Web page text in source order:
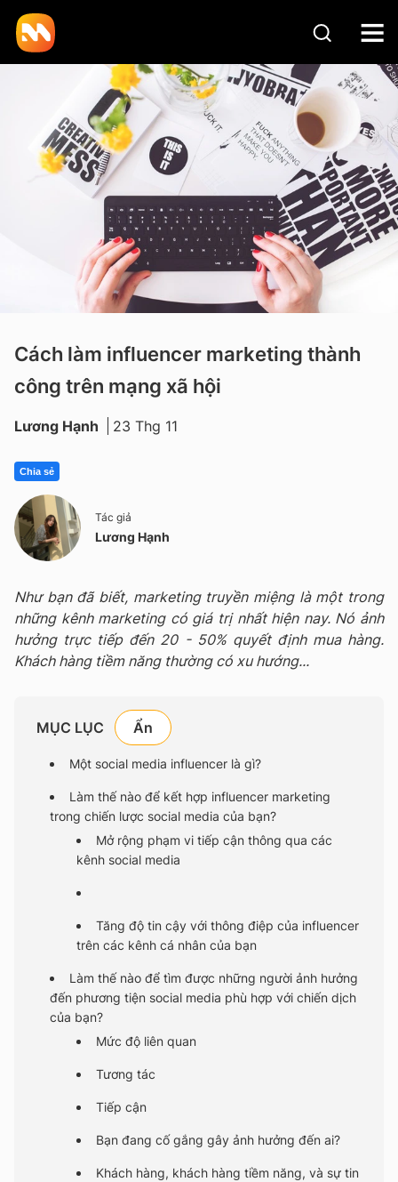
Cách làm influencer marketing thành
công trên mạng xã hội
Lương Hạnh 23 Thg 11
Chia sẻ
Tác giả
Lương Hạnh
Như bạn đã biết, marketing truyền miệng là một trong
những kênh marketing có giá trị nhất hiện nay. Nó ảnh
hưởng trực tiếp đến 20 - 50% quyết định mua hàng.
Khách hàng tiềm năng thường có xu hướng...
MỤC LỤC
Một social media influencer là gì?
Làm thế nào để kết hợp influencer marketing
trong chiến lược social media của bạn?
Mở rộng phạm vi tiếp cận thông qua các
kênh social media
Tăng độ tin cậy với thông điệp của influencer
trên các kênh cá nhân của bạn
Làm thế nào để tìm được những người ảnh hưởng
đến phương tiện social media phù hợp với chiến dịch
của bạn?
Mức độ liên quan
Tương tác
Tiếp cận
Bạn đang cố gắng gây ảnh hưởng đến ai?
Khách hàng, khách hàng tiềm năng, và sự tin